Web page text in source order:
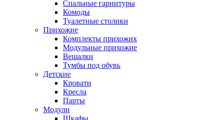
Спальные гарнитуры
Комоды
Туалетные столики
Прихожие
Комплекты прихожих
Модульные прихожие
Вешалки
Тумбы под обувь
Детские
Кровати
Кресла
Парты
Модули
Шкафы